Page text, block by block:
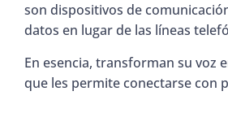
son dispositivos de
datos en lugar de las líneas
En esencia, transforman su voz
que les permite conectarse con